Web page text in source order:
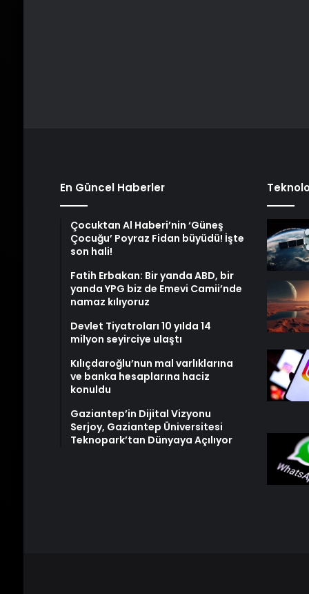
En Güncel Haberler
Çocuktan Al Haberi’nin ‘Güneş
Çocuğu’ Poyraz Fidan büyüdü! İşte
son hali!
Fatih Erbakan: Bir yanda ABD, bir
yanda YPG biz de Emevi Camii’nde
namaz kılıyoruz
Devlet Tiyatroları 10 yılda 14
milyon seyirciye ulaştı
Kılıçdaroğlu’nun mal varlıklarına
ve banka hesaplarına haciz
konuldu
Gaziantep’in Dijital Vizyonu
Serjoy, Gaziantep Üniversitesi
Teknopark’tan Dünyaya Açılıyor